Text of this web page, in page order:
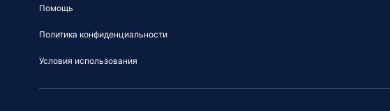
Помощь
Политика конфиденциальности
Условия использования